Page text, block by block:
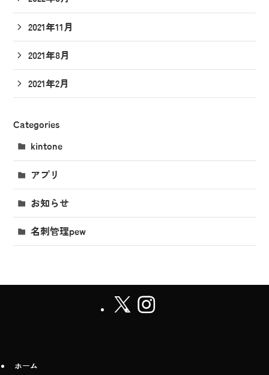
2021年11月
2021年8月
2021年2月
Categories
kintone
アプリ
お知らせ
名刺管理pew
ホーム